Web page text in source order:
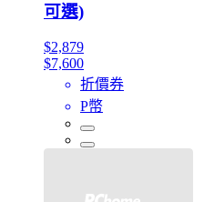
可選)
$2,879
$7,600
折價券
P幣